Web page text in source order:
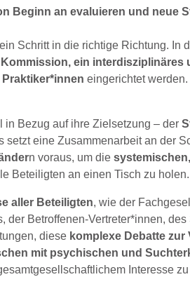
Beginn an evaluieren und neue
Schritt in die richtige Richtung. In
Kommission, ein interdisziplinäres
eingerichtet
in Bezug auf ihre Zielsetzung – der
setzt eine Zusammenarbeit an der
n voraus, um die
Beteiligten an einen Tisch zu holen.
aller Beteiligten, wie der
der Betroffenen-Vertreter*innen,
diese komplexe Debatte
mit psychischen und
Interesse